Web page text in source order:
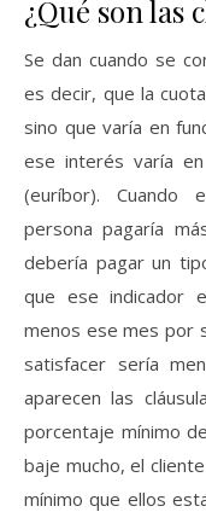
¿Qué son las
Se dan cuando se
es decir, que la
sino que varía en
ese interés varía
(euríbor). Cuando
persona pagaría
debería pagar un
que ese indicador
menos ese mes por
satisfacer sería
aparecen las
porcentaje mínimo
baje mucho, el
mínimo que ellos